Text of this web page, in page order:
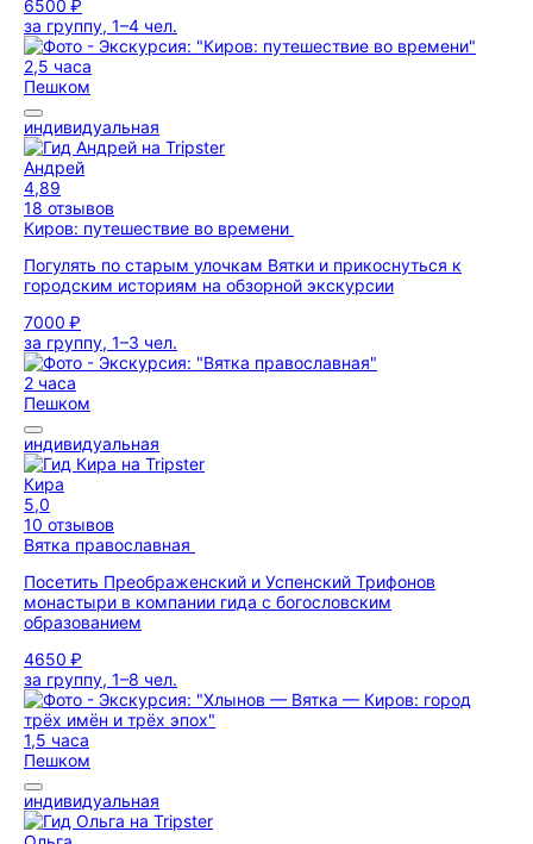
6500 ₽
за группу, 1–4 чел.
2,5 часа
Пешком
индивидуальная
Андрей
4,89
18 отзывов
Киров: путешествие во времени
Погулять по старым улочкам Вятки и прикоснуться к
городским историям на обзорной экскурсии
7000 ₽
за группу, 1–3 чел.
2 часа
Пешком
индивидуальная
Кира
5,0
10 отзывов
Вятка православная
Посетить Преображенский и Успенский Трифонов
монастыри в компании гида с богословским
образованием
4650 ₽
за группу, 1–8 чел.
1,5 часа
Пешком
индивидуальная